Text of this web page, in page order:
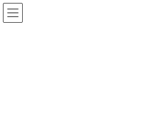
コンクール博士No101～No104